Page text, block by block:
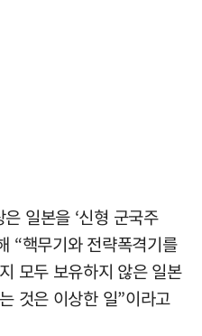
일본을 ‘신형 군국주
“핵무기와 전략폭격기를
모두 보유하지 않은 일본
것은 이상한 일”이라고